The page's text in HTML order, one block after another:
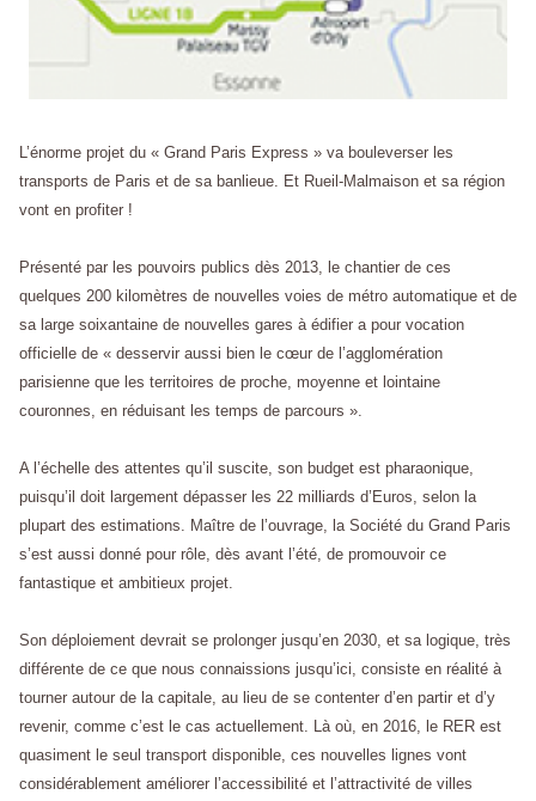
L’énorme projet du « Grand Paris Express » va bouleverser les
transports de Paris et de sa banlieue. Et Rueil-Malmaison et sa région
vont en profiter !
Présenté par les pouvoirs publics dès 2013, le chantier de ces
quelques 200 kilomètres de nouvelles voies de métro automatique et de
sa large soixantaine de nouvelles gares à édifier a pour vocation
officielle de « desservir aussi bien le cœur de l’agglomération
parisienne que les territoires de proche, moyenne et lointaine
couronnes, en réduisant les temps de parcours ».
A l’échelle des attentes qu’il suscite, son budget est pharaonique,
puisqu’il doit largement dépasser les 22 milliards d’Euros, selon la
plupart des estimations. Maître de l’ouvrage, la Société du Grand Paris
s’est aussi donné pour rôle, dès avant l’été, de promouvoir ce
fantastique et ambitieux projet.
Son déploiement devrait se prolonger jusqu’en 2030, et sa logique, très
différente de ce que nous connaissions jusqu’ici, consiste en réalité à
tourner autour de la capitale, au lieu de se contenter d’en partir et d’y
revenir, comme c’est le cas actuellement. Là où, en 2016, le RER est
quasiment le seul transport disponible, ces nouvelles lignes vont
considérablement améliorer l’accessibilité et l’attractivité de villes